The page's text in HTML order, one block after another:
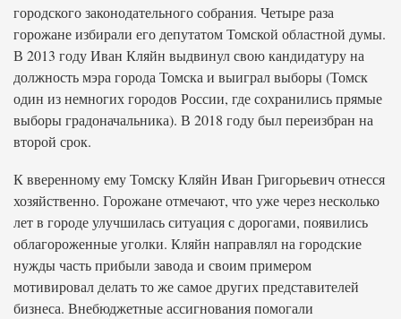
городского законодательного собрания. Четыре раза
горожане избирали его депутатом Томской областной думы.
В 2013 году Иван Кляйн выдвинул свою кандидатуру на
должность мэра города Томска и выиграл выборы (Томск
один из немногих городов России, где сохранились прямые
выборы градоначальника). В 2018 году был переизбран на
второй срок.
К вверенному ему Томску Кляйн Иван Григорьевич отнесся
хозяйственно. Горожане отмечают, что уже через несколько
лет в городе улучшилась ситуация с дорогами, появились
облагороженные уголки. Кляйн направлял на городские
нужды часть прибыли завода и своим примером
мотивировал делать то же самое других представителей
бизнеса. Внебюджетные ассигнования помогали